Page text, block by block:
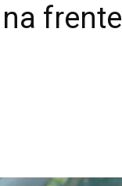
frente